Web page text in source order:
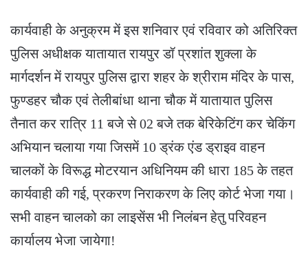
कार्यवाही के अनुक्रम में इस शनिवार एवं रविवार को अतिरिक्त
पुलिस अधीक्षक यातायात रायपुर डॉ प्रशांत शुक्ला के
मार्गदर्शन में रायपुर पुलिस द्वारा शहर के श्रीराम मंदिर के पास,
फुण्डहर चौक एवं तेलीबांधा थाना चौक में यातायात पुलिस
तैनात कर रात्रि 11 बजे से 02 बजे तक बेरिकेटिंग कर चेकिंग
अभियान चलाया गया जिसमें 10 ड्रंक एंड ड्राइव वाहन
चालकों के विरूद्ध मोटरयान अधिनियम की धारा 185 के तहत
कार्यवाही की गई, प्रकरण निराकरण के लिए कोर्ट भेजा गया।
सभी वाहन चालको का लाइसेंस भी निलंबन हेतु परिवहन
कार्यालय भेजा जायेगा!